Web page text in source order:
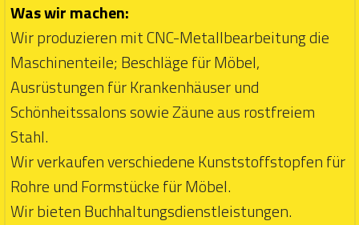
Was wir machen:
Wir produzieren mit CNC-Metallbearbeitung die
Maschinenteile; Beschläge für Möbel,
Ausrüstungen für Krankenhäuser und
Schönheitssalons sowie Zäune aus rostfreiem
Stahl.
Wir verkaufen verschiedene Kunststoffstopfen für
Rohre und Formstücke für Möbel.
Wir bieten Buchhaltungsdienstleistungen.